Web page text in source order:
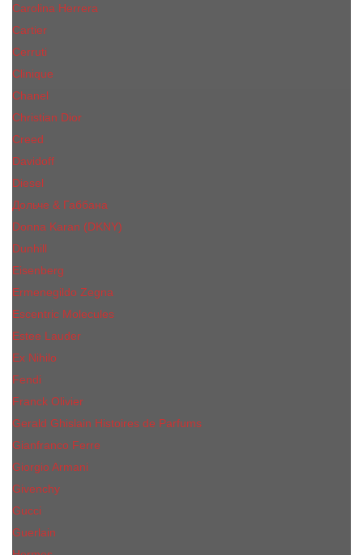
Carolina Herrera
Cartier
Cerruti
Сliniquе
Chanel
Christian Dior
Creed
Davidoff
Diesel
Дольче & Габбана
Donna Karan (DKNY)
Dunhill
Eisenberg
Ermenegildo Zegna
Escentric Molecules
Еsteе Lаudеr
Ex Nihilo
Fendi
Franck Olivier
Gerald Ghislain Histoires de Parfums
Gianfranco Ferre
Giorgio Armani
Givenchy
Gucci
Guerlain